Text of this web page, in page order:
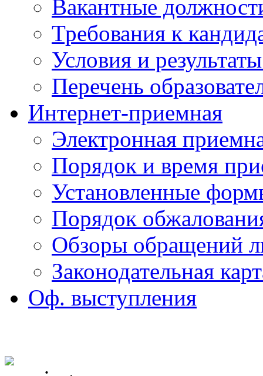
Вакантные
Требования к
Условия и
Перечень
Интернет-приемная
Электронная
Порядок и время
Установленные
Порядок
Обзоры обращений
Законодательная
Оф. выступления